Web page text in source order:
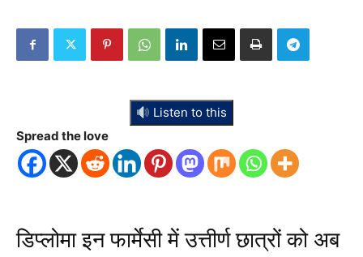
Listen to this
Spread the love
डिप्लोमा इन फार्मेसी में उत्तीर्ण छात्रों को अब